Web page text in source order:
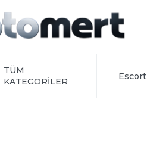
TÜM
KATEGORİLER
Escort